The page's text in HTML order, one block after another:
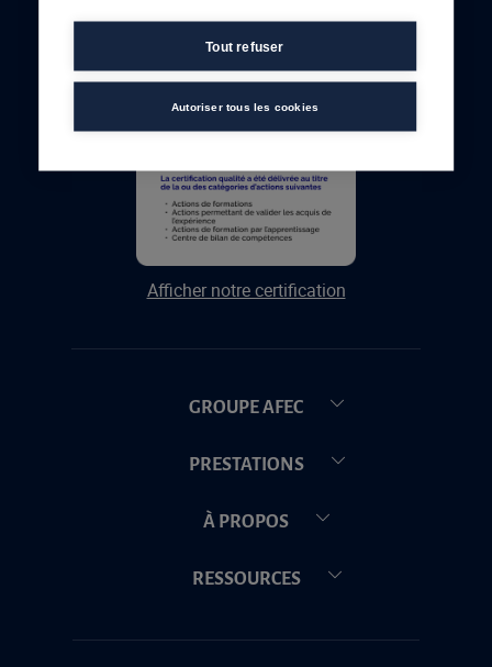
Afficher notre certification
GROUPE AFEC
PRESTATIONS
À PROPOS
RESSOURCES
Tout refuser
Autoriser tous les cookies